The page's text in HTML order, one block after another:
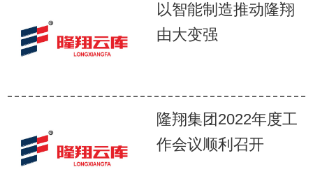
以智能制造推动隆翔
由大变强
隆翔集团2022年度工
作会议顺利召开